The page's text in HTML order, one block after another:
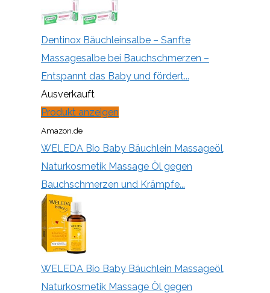
Dentinox Bäuchleinsalbe – Sanfte
Massagesalbe bei Bauchschmerzen –
Entspannt das Baby und fördert...
Ausverkauft
Produkt anzeigen
Amazon.de
WELEDA Bio Baby Bäuchlein Massageöl,
Naturkosmetik Massage Öl gegen
Bauchschmerzen und Krämpfe...
WELEDA Bio Baby Bäuchlein Massageöl,
Naturkosmetik Massage Öl gegen